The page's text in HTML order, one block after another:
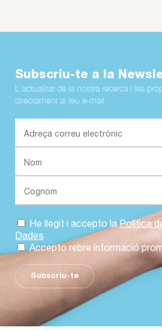
Subscriu-te a la
L'actualitat de la nostra recerca i les
directament al teu e-mail
He llegit i accepto laPolítica
Dades
Accepto rebre informació
Subscriu-te